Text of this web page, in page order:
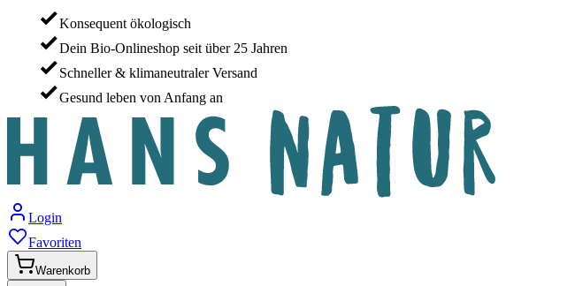
Konsequent ökologisch
Dein Bio-Onlineshop seit über 25 Jahren
Schneller & klimaneutraler Versand
Gesund leben von Anfang an
Login
Favoriten
Warenkorb